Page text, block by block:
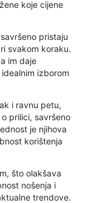
koje cijene
pristaju
svakom koraku.
im daje
izborom
i ravnu petu,
prilici, savršeno
je njihova
korištenja
što olakšava
nošenja i
trendove.